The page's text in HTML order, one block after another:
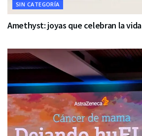
SIN CATEGORÍA
Amethyst: joyas que celebran la vida